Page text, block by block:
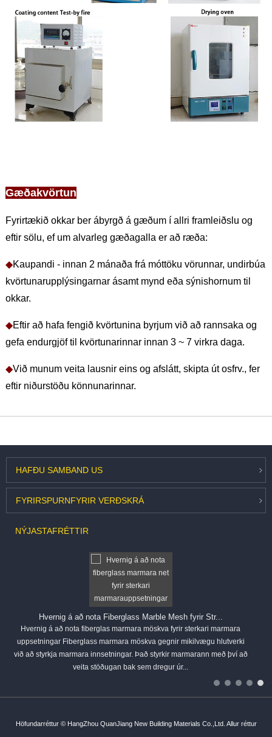
Gæðakvörtun
Fyrirtækið okkar ber ábyrgð á gæðum í allri framleiðslu og
eftir sölu, ef um alvarleg gæðagalla er að ræða:
◆Kaupandi - innan 2 mánaða frá móttöku vörunnar, undirbúa
kvörtunarupplýsingarnar ásamt mynd eða sýnishornum til
okkar.
◆Eftir að hafa fengið kvörtunina byrjum við að rannsaka og
gefa endurgjöf til kvörtunarinnar innan 3 ~ 7 virkra daga.
◆Við munum veita lausnir eins og afslátt, skipta út osfrv., fer
eftir niðurstöðu könnunarinnar.
HAFÐU SAMBAND US
FYRIRSPURNFYRIR VERÐSKRÁ
NÝJASTAFRÉTTIR
Hvernig á að nota Fiberglass Marble Mesh fyrir Str...
Hvernig á að nota fiberglas marmara möskva fyrir sterkari marmara
uppsetningar Fiberglass marmara möskva gegnir mikilvægu hlutverki
við að styrkja marmara innsetningar. Það styrkir marmarann ​​með því að
veita stöðugan bak sem dregur úr...
Höfundarréttur © HangZhou QuanJiang New Building Materials Co.,Ltd. Allur réttur